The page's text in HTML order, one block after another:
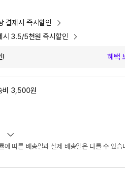
결제시 즉시할인
시 3.5/5천원 즉시할인
! 혜택
비 3,500원
에 따른 배송일과 실제 배송일은 다를 수 있습